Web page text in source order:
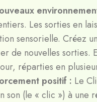
Les sorties en
sensorielle. Créez
de nouvelles sorties.
réparties en
positif : Le
son (le « clic ») à une